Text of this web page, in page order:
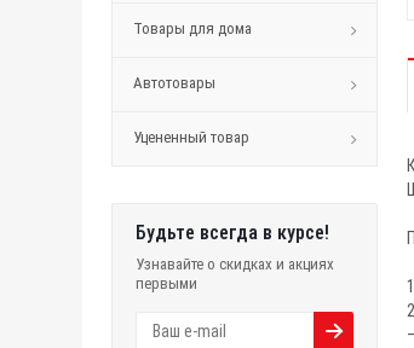
Товары для дома
Автотовары
Уцененный товар
Будьте всегда в курсе!
Узнавайте о скидках и акциях
первыми